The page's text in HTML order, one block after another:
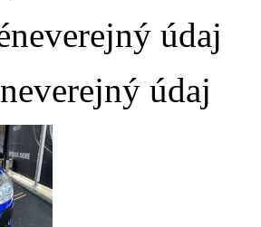
neverejný údaj
neverejný údaj